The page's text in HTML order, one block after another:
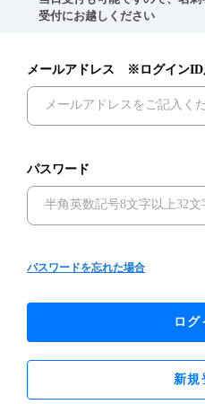
受付にお越しください
メールアドレス ※ログインID
パスワード
パスワードを忘れた場合
ログ
新規